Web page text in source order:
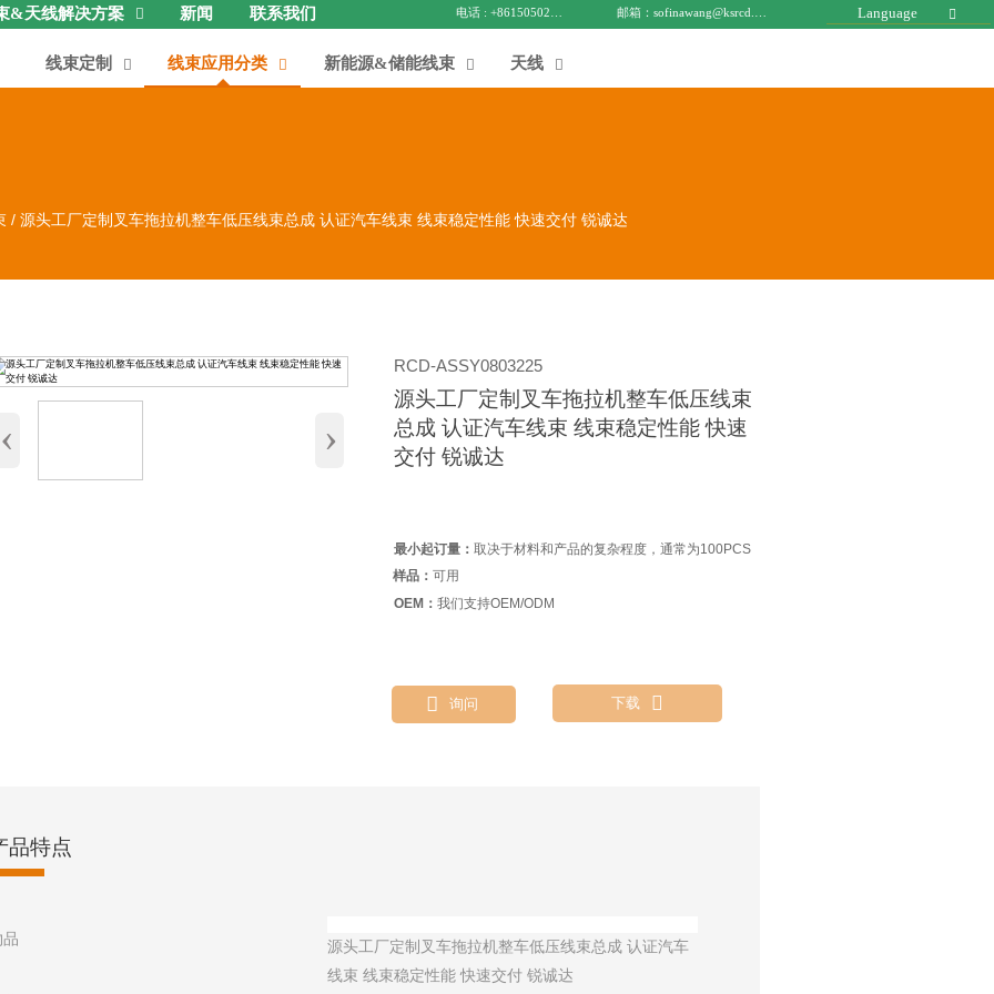
&天线解决方案  新闻 联系我们 Language 
线束定制  线束应用分类  新能源&储能线束  天线 
/ 源头工厂定制叉车拖拉机整车低压线束总成 认证汽车线束 线束稳定性能 快速交付 锐诚达
‹ ›
RCD-ASSY0803225
源头工厂定制叉车拖拉机整车低压线束
总成 认证汽车线束 线束稳定性能 快速
交付 锐诚达
最小起订量： 取决于材料和产品的复杂程度，通常为100PCS
样品：可用
OEM： 我们支持OEM/ODM
 询问 下载 
品特点
品
源头工厂定制叉车拖拉机整车低压线束总成 认证汽车
线束 线束稳定性能 快速交付 锐诚达